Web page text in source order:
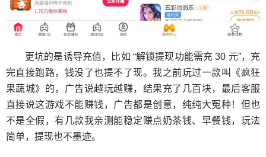
更坑的是诱导充值，比如 “解锁提现功能需充 30 元”，充
完直接跑路，钱没了也提不了现。我之前玩过一款叫《疯狂
果蔬城》的，广告说越玩越赚，结果充了几百块，最后客服
直接说这游戏不能赚钱，广告都是创意，纯纯大冤种！但也
不是全假，有几款我亲测能稳定赚点奶茶钱、早餐钱，玩法
简单，提现也不墨迹。